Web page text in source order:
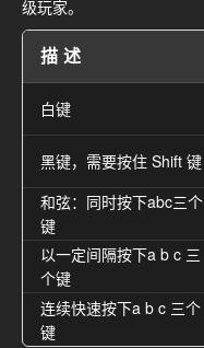
级玩家。
描述
白键
黑键，需要按住 Shift 键
和弦：同时按下abc三个
键
以一定间隔按下a b c 三
个键
连续快速按下a b c 三个
键